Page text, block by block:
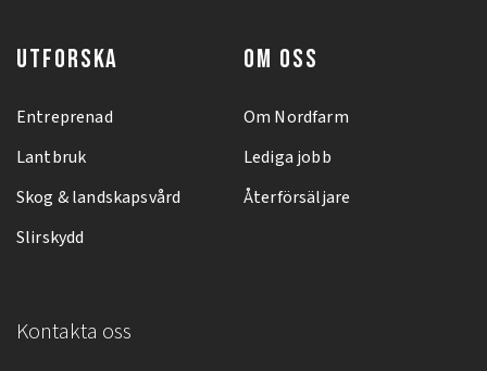
UTFORSKA
Entreprenad
Lantbruk
Skog & landskapsvård
Slirskydd
OM OSS
Om Nordfarm
Lediga jobb
Återförsäljare
Kontakta oss